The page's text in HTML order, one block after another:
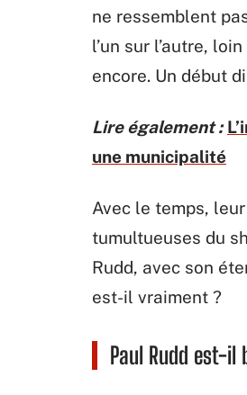
ne ressemblent
l’un sur l’autre,
encore. Un début
Lire également :
une municipalité
Avec le temps,
tumultueuses du
Rudd, avec son
est-il vraiment ?
Paul Rudd est-il